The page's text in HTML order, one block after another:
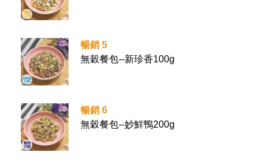
暢銷 5
無穀餐包--新珍香100g
暢銷 6
無穀餐包--妙鮮鴨200g